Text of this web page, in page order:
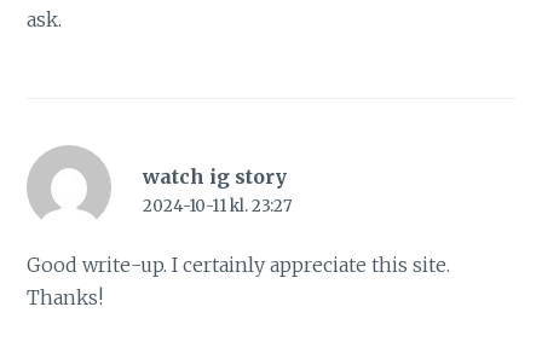
ask.
watch ig story
2024-10-11 kl. 23:27
Good write-up. I certainly appreciate this site.
Thanks!